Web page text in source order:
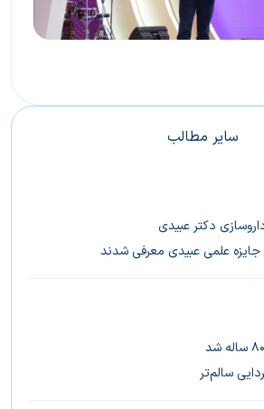
سایر مطالب
دکتر عبیدی
جایزه علمی عبیدی معرفی شدند
سالم‌تر